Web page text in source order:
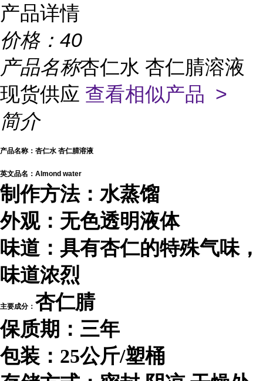
产品详情
价格： 40
产品名称杏仁水 杏仁腈溶液
现货供应 查看相似产品 >
简介
产品名称：杏仁水 杏仁腈溶液
英文品名：Almond water
制作方法：水蒸馏
外观：无色透明液体
味道： 具有杏仁的特殊气味，
味道浓烈
主要成分： 杏仁腈
保质期：三年
包装：25公斤/塑桶